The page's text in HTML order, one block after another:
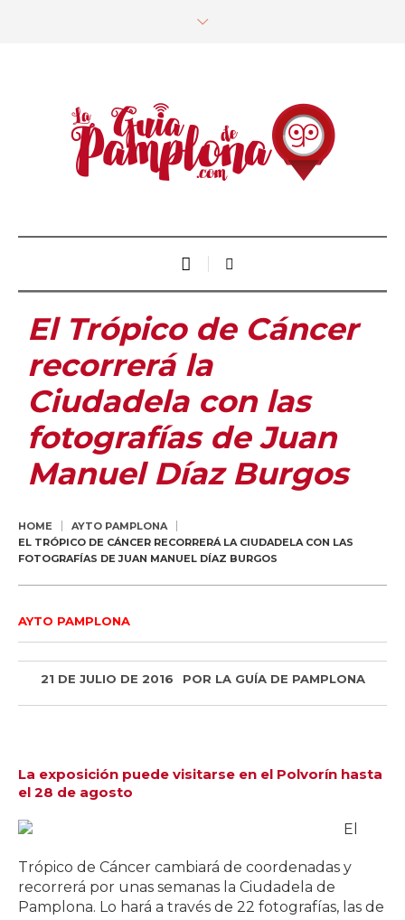
El Trópico de Cáncer
recorrerá la
Ciudadela con las
fotografías de Juan
Manuel Díaz Burgos
HOME
AYTO PAMPLONA
EL TRÓPICO DE CÁNCER RECORRERÁ LA CIUDADELA CON LAS
FOTOGRAFÍAS DE JUAN MANUEL DÍAZ BURGOS
AYTO PAMPLONA
21 DE JULIO DE 2016 POR LA GUÍA DE PAMPLONA
La exposición puede visitarse en el Polvorín hasta
el 28 de agosto
El
Trópico de Cáncer cambiará de coordenadas y
recorrerá por unas semanas la Ciudadela de
Pamplona. Lo hará a través de 22 fotografías, las de